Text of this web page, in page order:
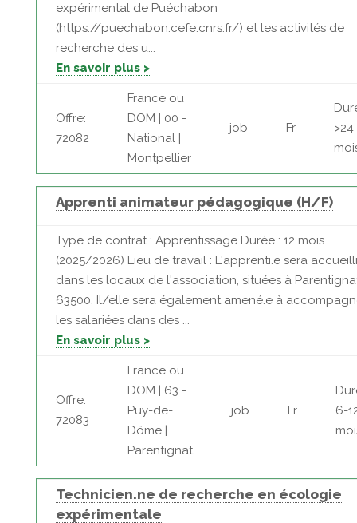
expérimental de Puéchabon
(https://puechabon.cefe.cnrs.fr/) et les activités de
recherche des u...
En savoir plus >
Offre:
72082
France ou
DOM | 00 -
National |
Montpellier
job Fr
>24
Apprenti animateur pédagogique (H/F)
Type de contrat : Apprentissage Durée : 12 mois
(2025/2026) Lieu de travail : L'apprenti.e sera
dans les locaux de l'association, situées à
63500. Il/elle sera également amené.e à
les salariées dans des ...
En savoir plus >
Offre:
72083
France ou
DOM | 63 -
Puy-de-
Dôme |
Parentignat
job Fr
6-
Technicien.ne de recherche en écologie
expérimentale